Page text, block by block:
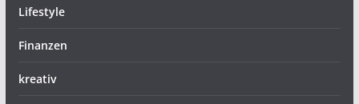
Lifestyle
Finanzen
kreativ